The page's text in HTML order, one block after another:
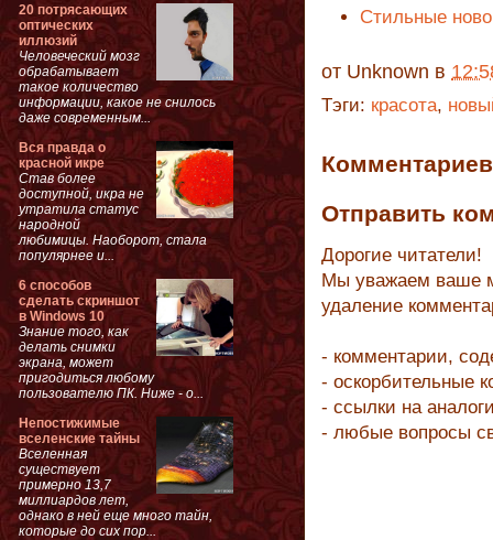
Cтильные
от Unknown в
Тэги: красота,
Отправить
Дорогие читатели!
Мы уважаем ваше
удаление
- комментарии,
- оскорбительные
- ссылки на
- любые вопросы
20 потрясающих
оптических
иллюзий
Человеческий мозг
обрабатывает
такое количество
информации, какое не снилось
даже современным...
Вся правда о
красной икре
Став более
доступной, икра не
утратила статус
народной
любимицы. Наоборот, стала
популярнее и...
6 способов
сделать скриншот
в Windows 10
Знание того, как
делать снимки
экрана, может
пригодиться любому
пользователю ПК. Ниже - о...
Непостижимые
вселенские тайны
Вселенная
существует
примерно 13,7
миллиардов лет,
однако в ней еще много тайн,
которые до сих пор...